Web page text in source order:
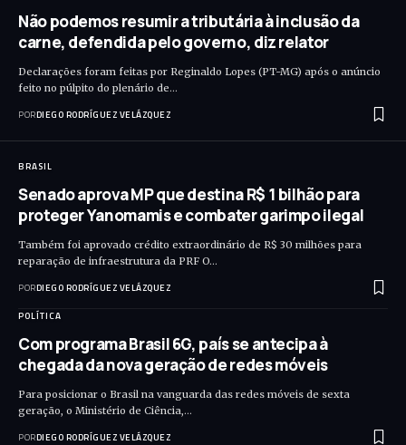
Não podemos resumir a tributária à inclusão da
carne, defendida pelo governo, diz relator
Declarações foram feitas por Reginaldo Lopes (PT-MG) após o anúncio
feito no púlpito do plenário de…
PORDIEGO RODRÍGUEZ VELÁZQUEZ
BRASIL
Senado aprova MP que destina R$ 1 bilhão para
proteger Yanomamis e combater garimpo ilegal
Também foi aprovado crédito extraordinário de R$ 30 milhões para
reparação de infraestrutura da PRF O…
PORDIEGO RODRÍGUEZ VELÁZQUEZ
POLÍTICA
Com programa Brasil 6G, país se antecipa à
chegada da nova geração de redes móveis
Para posicionar o Brasil na vanguarda das redes móveis de sexta
geração, o Ministério de Ciência,…
PORDIEGO RODRÍGUEZ VELÁZQUEZ